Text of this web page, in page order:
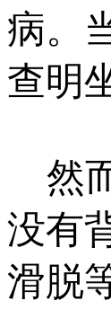
病。
查明
然
没有
滑脱